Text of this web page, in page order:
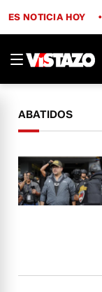
ES NOTICIA HOY
ABATIDOS